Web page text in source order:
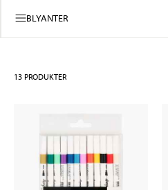
BLYANTER
13 PRODUKTER